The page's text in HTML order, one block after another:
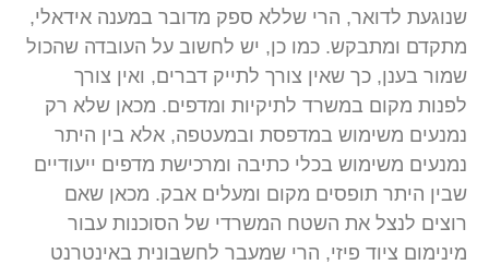
שנוגעת לדואר, הרי שללא ספק מדובר במענה אידאלי,
מתקדם ומתבקש. כמו כן, יש לחשוב על העובדה שהכול
שמור בענן, כך שאין צורך לתייק דברים, ואין צורך
לפנות מקום במשרד לתיקיות ומדפים. מכאן שלא רק
נמנעים משימוש במדפסת ובמעטפה, אלא בין היתר
נמנעים משימוש בכלי כתיבה ומרכישת מדפים ייעודיים
שבין היתר תופסים מקום ומעלים אבק. מכאן שאם
רוצים לנצל את השטח המשרדי של הסוכנות עבור
מינימום ציוד פיזי, הרי שמעבר לחשבונית באינטרנט